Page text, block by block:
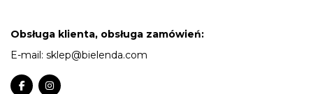
Obsługa klienta, obsługa zamówień:
E-mail: sklep@bielenda.com